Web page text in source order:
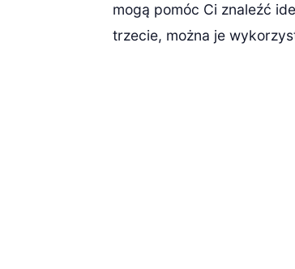
mogą pomóc Ci znaleźć
trzecie, można je